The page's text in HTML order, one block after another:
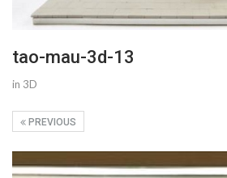
tao-mau-3d-13
in 3D
PREVIOUS